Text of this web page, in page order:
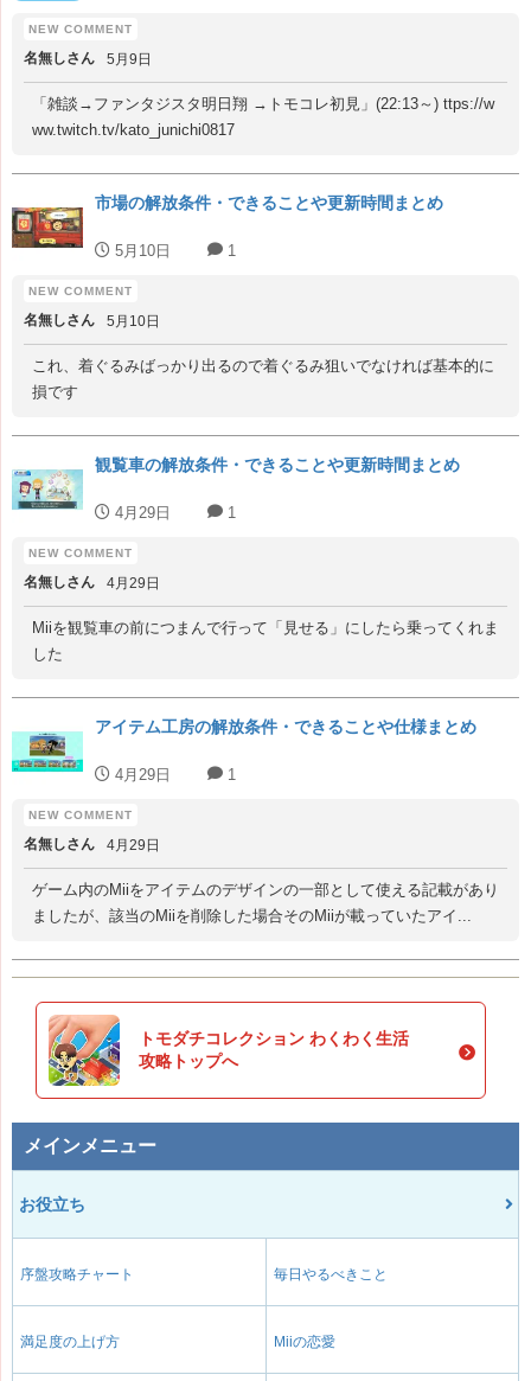
名無しさん 5月9日
「雑談→ファンタジスタ明日翔 →トモコレ初見」(22:13～) ttps://w
ww.twitch.tv/kato_junichi0817
市場の解放条件・できることや更新時間まとめ
5月10日 1
名無しさん 5月10日
これ、着ぐるみばっかり出るので着ぐるみ狙いでなければ基本的に
損です
観覧車の解放条件・できることや更新時間まとめ
4月29日 1
名無しさん 4月29日
Miiを観覧車の前につまんで行って「見せる」にしたら乗ってくれま
した
アイテム工房の解放条件・できることや仕様まとめ
4月29日 1
名無しさん 4月29日
ゲーム内のMiiをアイテムのデザインの一部として使える記載があり
ましたが、該当のMiiを削除した場合そのMiiが載っていたアイ...
トモダチコレクション わくわく生活
攻略トップへ
メインメニュー
お役立ち
序盤攻略チャート 毎日やるべきこと
満足度の上げ方 Miiの恋愛